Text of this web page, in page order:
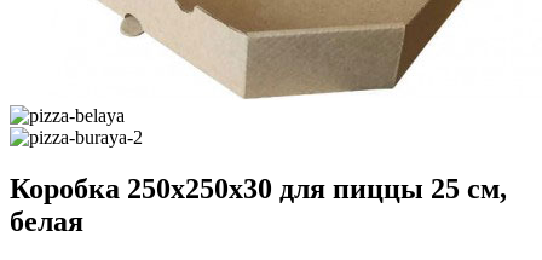
Коробка 250х250х30 для пиццы 25 см,
белая